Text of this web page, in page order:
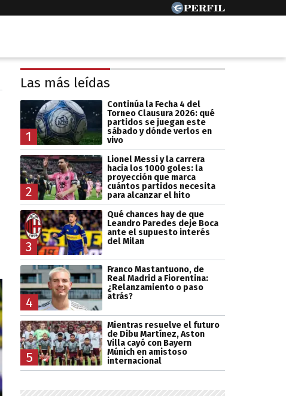
Las más leídas
1
Continúa la Fecha 4 del
Torneo Clausura 2026: qué
partidos se juegan este
sábado y dónde verlos en
vivo
2
Lionel Messi y la carrera
hacia los 1000 goles: la
proyección que marca
cuántos partidos necesita
para alcanzar el hito
3
Qué chances hay de que
Leandro Paredes deje Boca
ante el supuesto interés
del Milan
4
Franco Mastantuono, de
Real Madrid a Fiorentina:
¿Relanzamiento o paso
atrás?
5
Mientras resuelve el futuro
de Dibu Martínez, Aston
Villa cayó con Bayern
Múnich en amistoso
internacional